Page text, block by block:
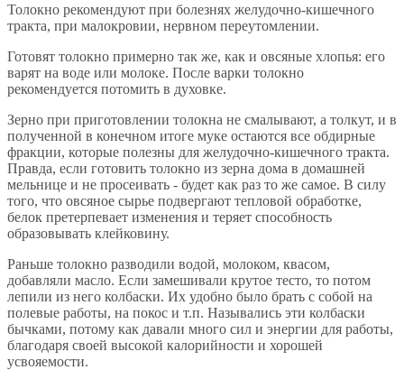
Толокно рекомендуют при болезнях желудочно-кишечного
тракта, при малокровии, нервном переутомлении.
Готовят толокно примерно так же, как и овсяные хлопья: его
варят на воде или молоке. После варки толокно
рекомендуется потомить в духовке.
Зерно при приготовлении толокна не смалывают, а толкут, и в
полученной в конечном итоге муке остаются все обдирные
фракции, которые полезны для желудочно-кишечного тракта.
Правда, если готовить толокно из зерна дома в домашней
мельнице и не просеивать - будет как раз то же самое. В силу
того, что овсяное сырье подвергают тепловой обработке,
белок претерпевает изменения и теряет способность
образовывать клейковину.
Раньше толокно разводили водой, молоком, квасом,
добавляли масло. Если замешивали крутое тесто, то потом
лепили из него колбаски. Их удобно было брать с собой на
полевые работы, на покос и т.п. Назывались эти колбаски
бычками, потому как давали много сил и энергии для работы,
благодаря своей высокой калорийности и хорошей
усвояемости.